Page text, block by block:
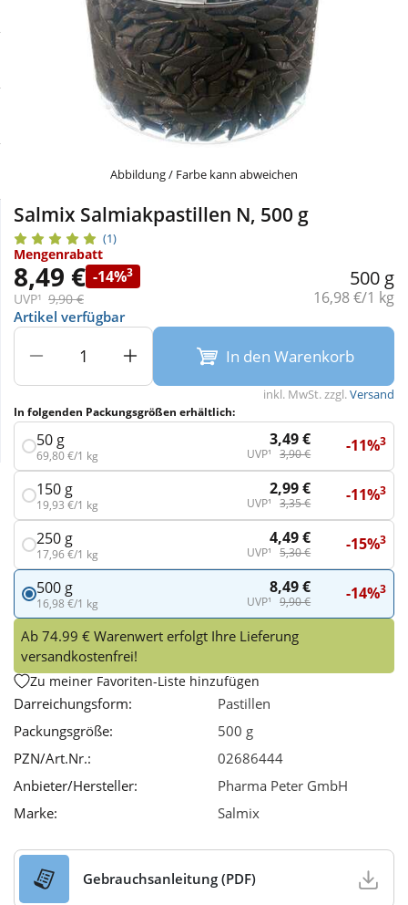
Schnäppchen
Täglich gut versorgt
Körperpflege & Kosmetik
Liebe & Erotik
Nahrungsergänzung
Natur & Homöopathie
Sanitätshaus
Wellness
Aliud Pharma
Abbildung / Farbe kann abweichen
Salmix Salmiakpastillen N, 500 g
(1)
Mengenrabatt
8,49 € -14%3
UVP¹ 9,90 €
500 g
Grundpreis:
16,98 €/1 kg
Artikel verfügbar
In den Warenkorb
inkl. MwSt. zzgl.Versand
In folgenden Packungsgrößen erhältlich:
50 g
69,80 €/1 kg
3,49 €
UVP¹ 3,90 € -11%3
150 g
19,93 €/1 kg
2,99 €
UVP¹ 3,35 € -11%3
250 g
17,96 €/1 kg
4,49 €
UVP¹ 5,30 € -15%3
500 g
16,98 €/1 kg
8,49 €
UVP¹ 9,90 € -14%3
Ab 74.99 € Warenwert erfolgt Ihre Lieferung
versandkostenfrei!
Zu meiner Favoriten-Liste hinzufügen
Darreichungsform:
Pastillen
Packungsgröße:
500 g
PZN/Art.Nr.:
02686444
Anbieter/Hersteller:
Pharma Peter GmbH
Marke:
Salmix
Gebrauchsanleitung (PDF)